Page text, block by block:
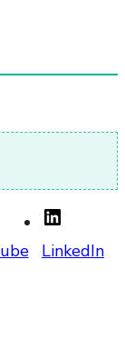
LinkedIn